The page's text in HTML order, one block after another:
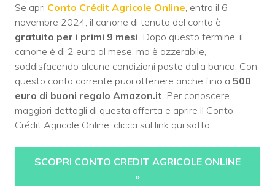
Se apri Conto Crédit Agricole Online , entro il 6
novembre 2024, il canone di tenuta del conto è
gratuito per i primi 9 mesi . Dopo questo termine, il
canone è di 2 euro al mese, ma è azzerabile,
soddisfacendo alcune condizioni poste dalla banca. Con
questo conto corrente puoi ottenere anche fino a 500
euro di buoni regalo Amazon.it . Per conoscere
maggiori dettagli di questa offerta e aprire il Conto
Crédit Agricole Online, clicca sul link qui sotto:
SCOPRI CONTO CREDIT AGRICOLE ONLINE
»